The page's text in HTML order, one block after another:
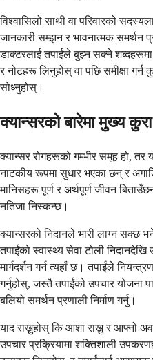
विश्वासिलो साथी वा परिवारको
जानकारी सम्झन र भावनात्मक समर्थन
डाक्टरलाई तपाईंले बुझ्न सक्ने
र नोटहरू लिनुहोस् वा पछि समीक्षा गर्न
सोध्नुहोस्।
क्यान्सरको बारेमा मुख्य
क्यान्सर रोगहरूको गम्भीर समूह हो, तर
नाटकीय रूपमा सुधार भएका छन् र
मानिसहरू पूर्ण र अर्थपूर्ण जीवन
नतिजा निस्कन्छ।
क्यान्सरको निदानले भारी लाग्न सक्छ
तपाईंको स्वास्थ्य सेवा टोली
मार्गदर्शन गर्न त्यहाँ छ। तपाईंले
गर्नुहोस्, जस्तै तपाईंको उपचार योजना
बलियो समर्थन प्रणाली निर्माण गर्नु।
याद राख्नुहोस् कि आशा राख्नु र आफ्नो
उपचार प्रक्रियामा शक्तिशाली